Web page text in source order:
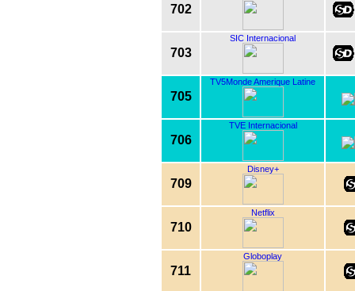
702
703
SIC Internacional
705
TV5Monde Amerique Latine
706
TVE Internacional
709
Disney+
710
Netflix
711
Globoplay